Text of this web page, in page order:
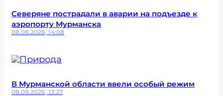
Северяне пострадали в аварии на подъезде к
аэропорту Мурманска
08.08.2026, 14:08
В Мурманской области ввели особый режим
08.08.2026, 13:27